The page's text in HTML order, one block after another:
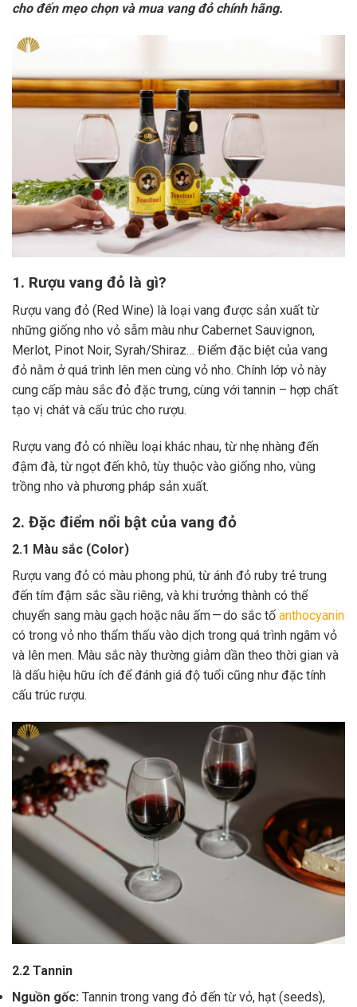
cho đến mẹo chọn và mua vang đỏ chính hãng.
1. Rượu vang đỏ là gì?
Rượu vang đỏ (Red Wine) là loại vang được sản xuất từ
những giống nho vỏ sẫm màu như Cabernet Sauvignon,
Merlot, Pinot Noir, Syrah/Shiraz… Điểm đặc biệt của vang
đỏ nằm ở quá trình lên men cùng vỏ nho. Chính lớp vỏ này
cung cấp màu sắc đỏ đặc trưng, cùng với tannin – hợp chất
tạo vị chát và cấu trúc cho rượu.
Rượu vang đỏ có nhiều loại khác nhau, từ nhẹ nhàng đến
đậm đà, từ ngọt đến khô, tùy thuộc vào giống nho, vùng
trồng nho và phương pháp sản xuất.
2. Đặc điểm nổi bật của vang đỏ
2.1 Màu sắc (Color)
Rượu vang đỏ có màu phong phú, từ ánh đỏ ruby trẻ trung
đến tím đậm sắc sầu riêng, và khi trưởng thành có thể
chuyển sang màu gạch hoặc nâu ấm — do sắc tố anthocyanin
có trong vỏ nho thẩm thấu vào dịch trong quá trình ngâm vỏ
và lên men. Màu sắc này thường giảm dần theo thời gian và
là dấu hiệu hữu ích để đánh giá độ tuổi cũng như đặc tính
cấu trúc rượu.
2.2 Tannin
Nguồn gốc: Tannin trong vang đỏ đến từ vỏ, hạt (seeds),